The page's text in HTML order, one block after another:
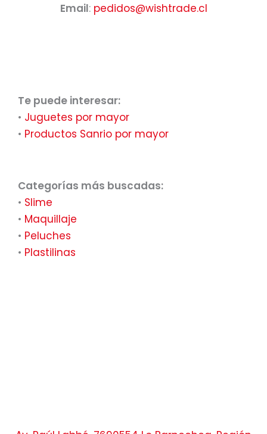
Email: pedidos@wishtrade.cl
Te puede interesar:
• Juguetes por mayor
• Productos Sanrio por mayor
Categorías más buscadas:
• Slime
• Maquillaje
• Peluches
• Plastilinas